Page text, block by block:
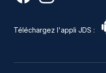
Téléchargez l'appli JDS :